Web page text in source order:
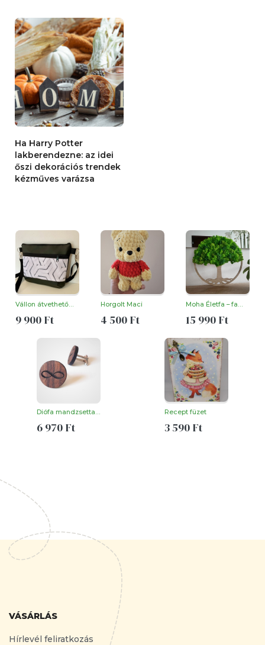
Ha Harry Potter
lakberendezne: az idei
őszi dekorációs trendek
kézműves varázsa
VÁSÁRLÁS
Hírlevél feliratkozás